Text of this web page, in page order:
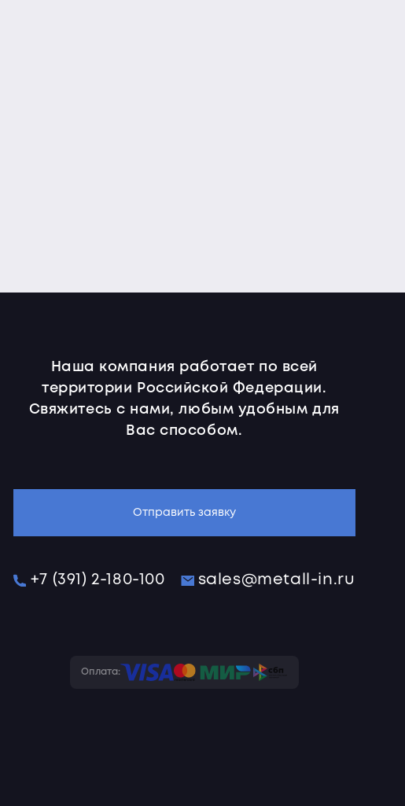
Наша компания работает по всей
территории Российской Федерации.
Свяжитесь с нами, любым удобным для
Вас способом.
Отправить заявку
+7 (391) 2-180-100 sales@metall-in.ru
Оплата: